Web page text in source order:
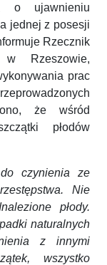
o ujawnieniu
jednej z posesji
Rzecznik
w Rzeszowie,
prac
że wśród
płodów
czynienia ze
Nie
płody.
naturalnych
z innymi
wszystko